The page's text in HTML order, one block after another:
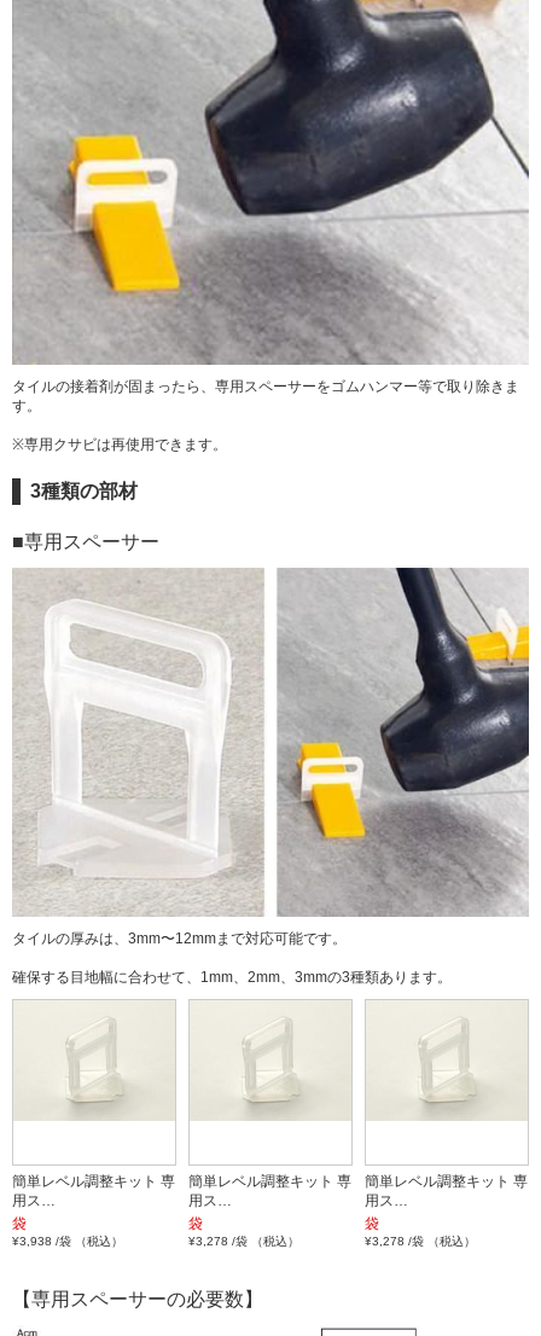
タイルの接着剤が固まったら、専用スペーサーをゴムハンマー等で取り除きま
す。
※専用クサビは再使用できます。
3種類の部材
■専用スペーサー
タイルの厚みは、3mm〜12mmまで対応可能です。
確保する目地幅に合わせて、1mm、2mm、3mmの3種類あります。
簡単レベル調整キット 専
用ス…
袋
¥3,938 /袋 （税込）
簡単レベル調整キット 専
用ス…
袋
¥3,278 /袋 （税込）
簡単レベル調整キット 専
用ス…
袋
¥3,278 /袋 （税込）
【専用スペーサーの必要数】